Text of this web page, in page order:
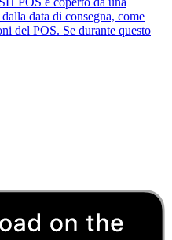
data di consegna, come
del POS. Se durante questo